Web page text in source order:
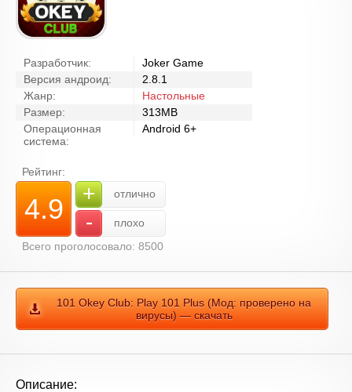
Разработчик:
Joker Game
Версия андроид:
2.8.1
Жанр:
Настольные
Размер:
313MB
Операционная
система:
Android 6+
Рейтинг:
4.9 + отлично
-
плохо
Всего проголосовало: 8500
101 Okey Club: Play 101 Plus (Мод: проверено на
вирусы) — скачать
Описание: